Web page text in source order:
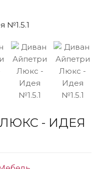
- ИДЕЯ